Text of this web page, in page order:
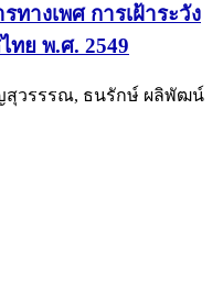
างเพศ การเฝ้าระวัง
ทย พ.ศ. 2549
วรรรณ, ธนรักษ์ ผลิพัฒน์